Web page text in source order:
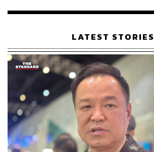
เรือนไทยที่ถูกซุกไว้
LATEST STORIES